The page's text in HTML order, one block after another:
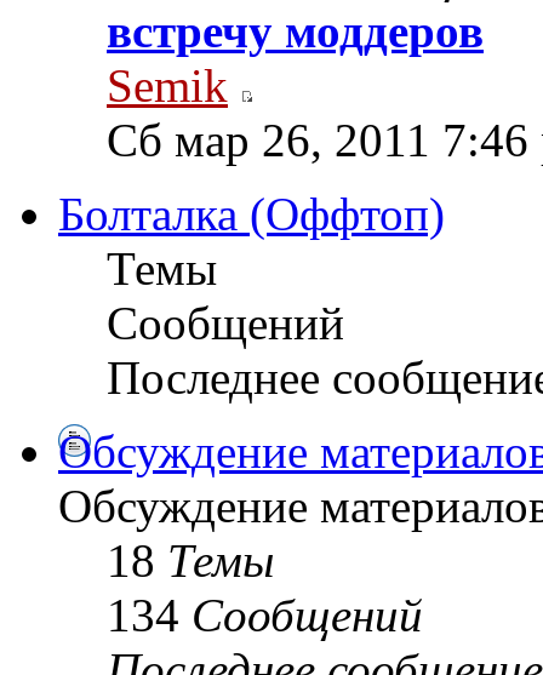
встречу моддеров
Semik
Сб мар 26, 2011 7:46
Болталка (Оффтоп)
Темы
Сообщений
Последнее
Обсуждение
Обсуждение
18 Темы
134 Сообщений